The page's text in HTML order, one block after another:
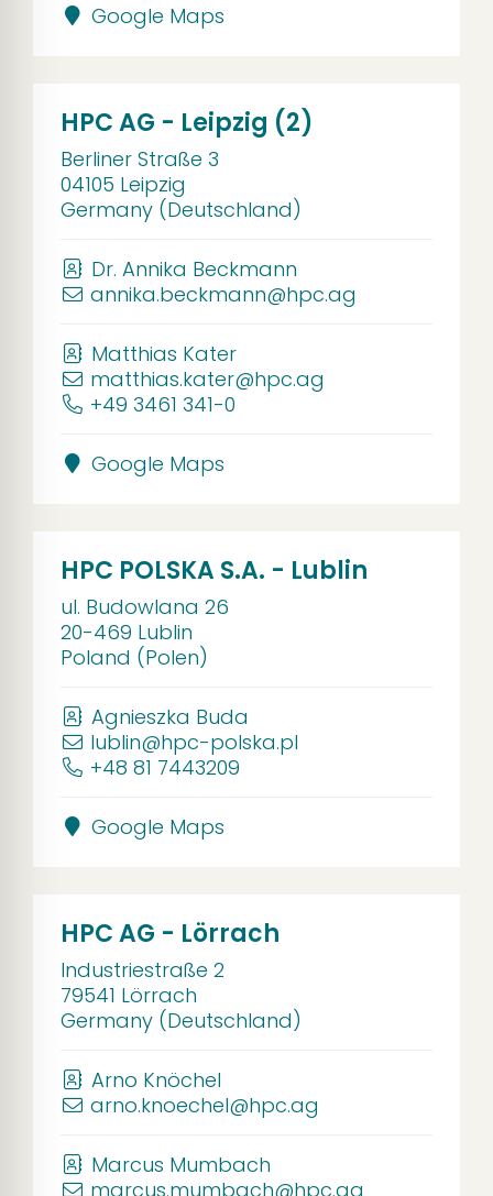
Google Maps
HPC AG - Leipzig (2)
Berliner Straße 3
04105 Leipzig
Germany (Deutschland)
Dr. Annika Beckmann
annika.beckmann@hpc.ag
Matthias Kater
matthias.kater@hpc.ag
+49 3461 341-0
Google Maps
HPC POLSKA S.A. - Lublin
ul. Budowlana 26
20-469 Lublin
Poland (Polen)
Agnieszka Buda
lublin@hpc-polska.pl
+48 81 7443209
Google Maps
HPC AG - Lörrach
Industriestraße 2
79541 Lörrach
Germany (Deutschland)
Arno Knöchel
arno.knoechel@hpc.ag
Marcus Mumbach
marcus.mumbach@hpc.ag